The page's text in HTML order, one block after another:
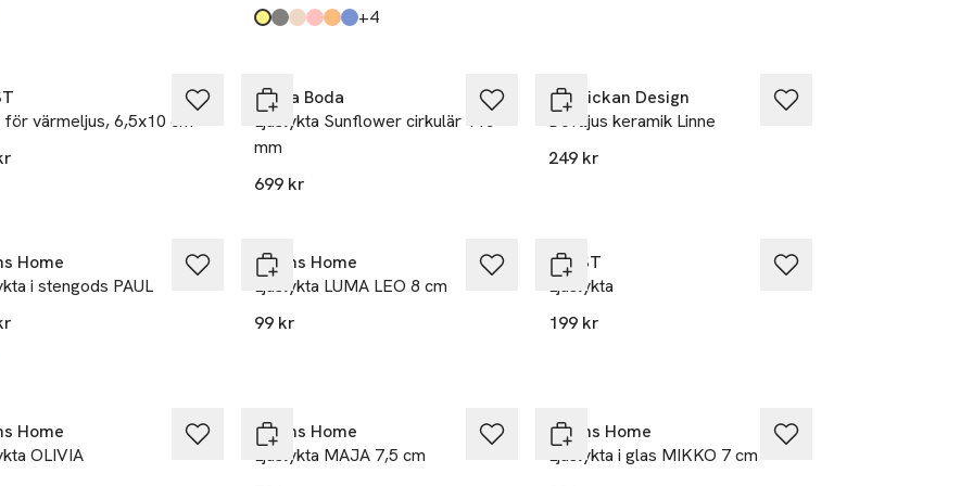
finns i färgerna:
Produkten finns i färgerna:
Yellow,
Light Grey,
Dk Beige,
Pink,
Amber,
Light Blue, +4till
för värmeljus, 6,5x10 cm
Kosta Boda
Ljuslykta Sunflower cirkulär 115
mm
699 kr
Solstickan Design
Doftljus keramik Linne
249 kr
Home
i stengods PAUL
finns i färgerna:
Åhléns Home
Ljuslykta LUMA LEO 8 cm
99 kr
ERNST
Ljuslykta
199 kr
Home
OLIVIA
Åhléns Home
Ljuslykta MAJA 7,5 cm
Åhléns Home
Ljuslykta i glas MIKKO 7 cm